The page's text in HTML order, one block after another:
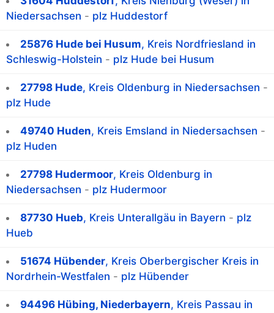
Niedersachsen - plz Huddestorf
25876 Hude bei Husum, Kreis Nordfriesland in
Schleswig-Holstein - plz Hude bei Husum
27798 Hude, Kreis Oldenburg in Niedersachsen -
plz Hude
49740 Huden, Kreis Emsland in Niedersachsen -
plz Huden
27798 Hudermoor, Kreis Oldenburg in
Niedersachsen - plz Hudermoor
87730 Hueb, Kreis Unterallgäu in Bayern - plz
Hueb
51674 Hübender, Kreis Oberbergischer Kreis in
Nordrhein-Westfalen - plz Hübender
94496 Hübing, Niederbayern, Kreis Passau in